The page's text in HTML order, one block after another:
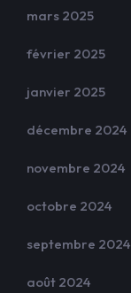
mars 2025
février 2025
janvier 2025
décembre 2024
novembre 2024
octobre 2024
septembre 2024
août 2024